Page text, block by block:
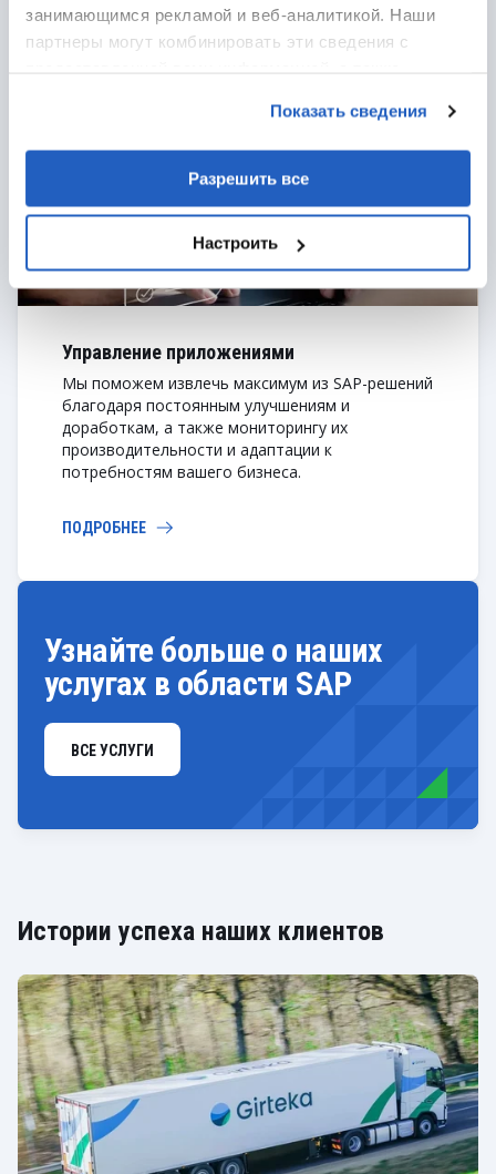
занимающимся рекламой и веб-аналитикой. Наши
партнеры могут комбинировать эти сведения с
Показать сведения
Разрешить все
Настроить
со стороны нашей команды вы получаете
стабильную работу SAP-решений и оперативное
устранение проблем.
Управление приложениями
Мы поможем извлечь максимум из SAP-решений
благодаря постоянным улучшениям и
доработкам, а также мониторингу их
производительности и адаптации к
потребностям вашего бизнеса.
ПОДРОБНЕЕ
Узнайте больше о наших
услугах в области SAP
ВСЕ УСЛУГИ
Истории успеха наших клиентов